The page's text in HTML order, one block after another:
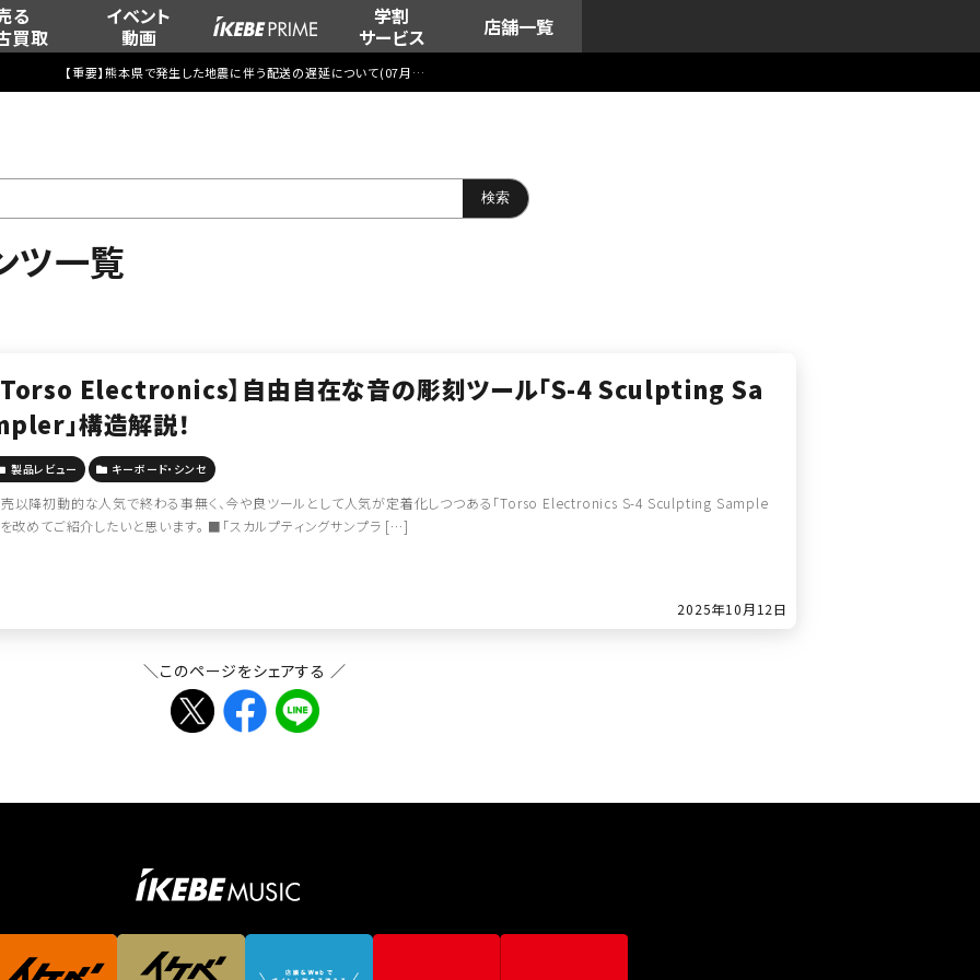
る
買取
イベント
動画
学割
サービス
店舗一覧
【重要】熊本県で発生した地震に伴う配送の遅延について(07月29日
ツ一覧
Torso Electronics】自由自在な音の彫刻ツール「S-4 Sculpting Sa
」構造解説！
製品レビュー キーボード・シンセ
以降初動的な人気で終わる事無く、今や良ツールとして人気が定着化しつつある「Torso Electronics S-4 Sculpting Sample
を改めてご紹介したいと思います。 ■「スカルプティングサンプラ […]
2025年10月12日
＼このページをシェアする ／